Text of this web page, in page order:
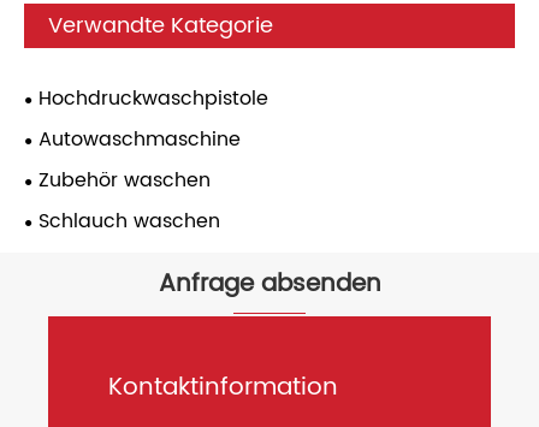
Verwandte Kategorie
Hochdruckwaschpistole
Autowaschmaschine
Zubehör waschen
Schlauch waschen
Anfrage absenden
Kontaktinformation